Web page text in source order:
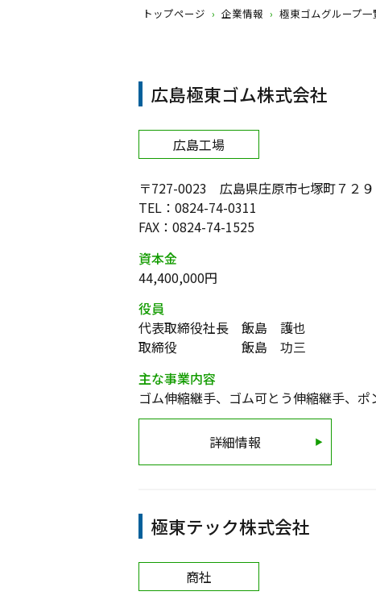
トップページ › 企業情報 › 極東ゴムグループ一
広島極東ゴム株式会社
広島工場
〒727-0023 広島県庄原市七塚町７２９
TEL：0824-74-0311
FAX：0824-74-1525
資本金
44,400,000円
役員
代表取締役社長 飯島 護也
取締役 飯島 功三
主な事業内容
ゴム伸縮継手、ゴム可とう伸縮継手、
詳細情報
極東テック株式会社
商社